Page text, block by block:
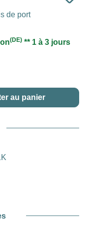
de port
(DE) ** 1 à 3 jours
la quantité
au panier